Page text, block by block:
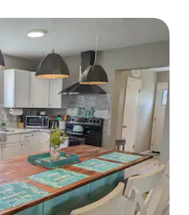
apreciados